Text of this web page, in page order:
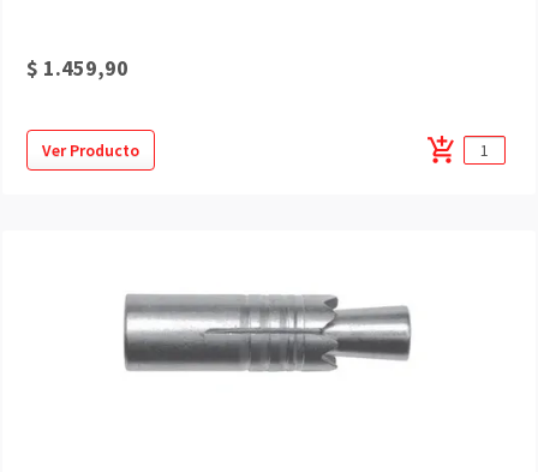
$ 1.459,90
Ver Producto add_shopping_cart